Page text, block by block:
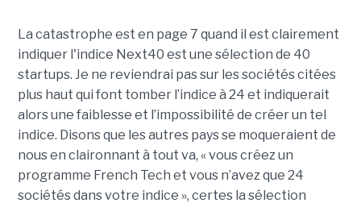
La catastrophe est en page 7 quand il est clairement
indiquer l'indice Next40 est une sélection de 40
startups. Je ne reviendrai pas sur les sociétés citées
plus haut qui font tomber l’indice à 24 et indiquerait
alors une faiblesse et l’impossibilité de créer un tel
indice. Disons que les autres pays se moqueraient de
nous en claironnant à tout va, « vous créez un
programme French Tech et vous n’avez que 24
sociétés dans votre indice », certes la sélection